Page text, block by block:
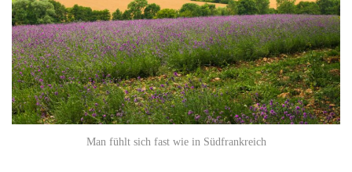
Man fühlt sich fast wie in Südfrankreich